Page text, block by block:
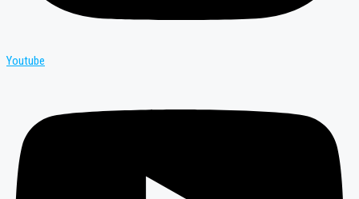
Youtube